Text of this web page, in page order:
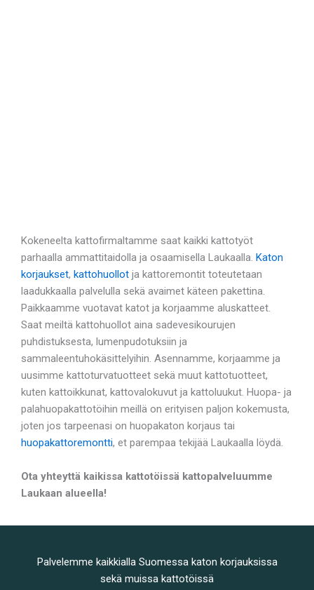
Kokeneelta kattofirmaltamme saat kaikki kattotyöt
parhaalla ammattitaidolla ja osaamisella Laukaalla. Katon
korjaukset, kattohuollot ja kattoremontit toteutetaan
laadukkaalla palvelulla sekä avaimet käteen pakettina.
Paikkaamme vuotavat katot ja korjaamme aluskatteet.
Saat meiltä kattohuollot aina sadevesikourujen
puhdistuksesta, lumenpudotuksiin ja
sammaleentuhokäsittelyihin. Asennamme, korjaamme ja
uusimme kattoturvatuotteet sekä muut kattotuotteet,
kuten kattoikkunat, kattovalokuvut ja kattoluukut. Huopa- ja
palahuopakattotöihin meillä on erityisen paljon kokemusta,
joten jos tarpeenasi on huopakaton korjaus tai
huopakattoremontti, et parempaa tekijää Laukaalla löydä.
Ota yhteyttä kaikissa kattotöissä kattopalveluumme
Laukaan alueella!
Palvelemme kaikkialla Suomessa katon korjauksissa
sekä muissa kattotöissä